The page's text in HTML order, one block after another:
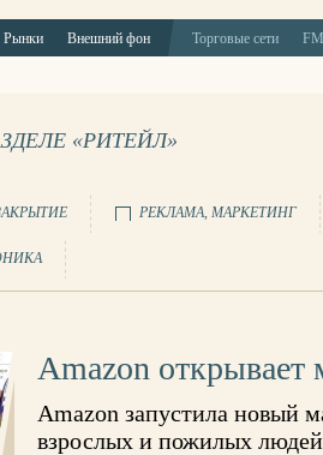
Рынки Внешний фон Торговые сети
«РИТЕЙЛ»
РЕКЛАМА, МАРКЕТИНГ
Amazon
Amazon запустила новый
взрослых и пожилых людей